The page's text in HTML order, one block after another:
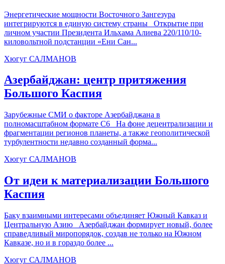
Энергетические мощности Восточного Зангезура
интегрируются в единую систему страны Открытие при
личном участии Президента Ильхама Алиева 220/110/10-
киловольтной подстанции «Ени Сан...
Хюгуг САЛМАНОВ
Азербайджан: центр притяжения
Большого Каспия
Зарубежные СМИ о факторе Азербайджана в
полномасштабном формате С6 На фоне децентрализации и
фрагментации регионов планеты, а также геополитической
турбулентности недавно созданный форма...
Хюгуг САЛМАНОВ
От идеи к материализации Большого
Каспия
Баку взаимными интересами объединяет Южный Кавказ и
Центральную Азию Азербайджан формирует новый, более
справедливый миропорядок, создав не только на Южном
Кавказе, но и в гораздо более ...
Хюгуг САЛМАНОВ